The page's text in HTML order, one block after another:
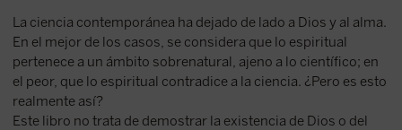
La ciencia contemporánea ha dejado de lado a Dios y al alma.
En el mejor de los casos, se considera que lo espiritual
pertenece a un ámbito sobrenatural, ajeno a lo científico; en
el peor, que lo espiritual contradice a la ciencia. ¿Pero es esto
realmente así?
Este libro no trata de demostrar la existencia de Dios o del